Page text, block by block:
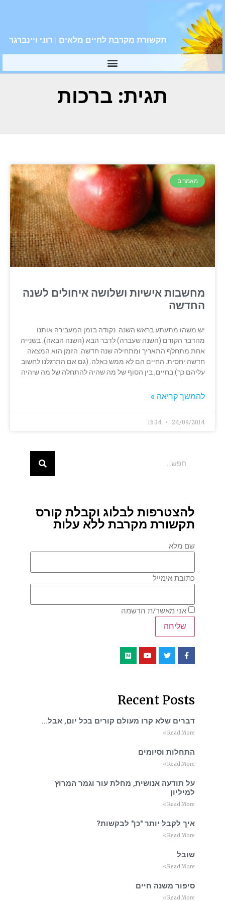
תקשורת מקרבת לחיים מלאים | רוני ויינברגר
תגית: ברכות
מאמרים
מחשבות אישיות ושלושה איחולים לשנה
החדשה
יש משהו מתעתע בראש השנה. נקודה בזמן המעבירה אותנו
מהדבר הקודם (השנה שעברה) לדבר הבא (השנה הבאה). בשנייה
אחת מתחלף התאריך ומתחילה שנה חדשה. הזמן הוא המצאה
חדשה יחסית. החיים הם לא ממש כאלה. (גם אם התרגלנו לחשוב
עליהם כך) בחיים, בין הסוף של מה שהיה להתחלה של מה שיהיה
להמשך קריאה »
24/09/2014
להצטרפות לבלוג וקבלת קורס
תקשורת מקרבת ללא עלות
שם מלא
כתובת אימייל
אני מאשר/ת הרשמה
Recent Posts
דברים שלא קרו מעולם קורים בכל יום, אבל…
Read More »
התחלות וסיומים
Read More »
על תודעה אנושית, מחלת עור וגמר המרוץ
למיליון
Read More »
איך לקבל יותר "כן" לבקשות?
Read More »
שובל
Read More »
סיפור משנה חיים
Read More »